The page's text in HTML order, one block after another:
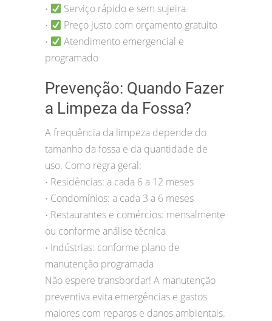
• Serviço rápido e sem sujeira
• Preço justo com orçamento gratuito
•
Atendimento emergencial e
programado
Prevenção: Quando Fazer
a Limpeza da Fossa?
A frequência da limpeza depende do
tamanho da fossa e da quantidade de
uso. Como regra geral:
• Residências: a cada 6 a 12 meses
• Condomínios: a cada 3 a 6 meses
• Restaurantes e comércios: mensalmente
ou conforme análise técnica
• Indústrias: conforme plano de
manutenção programada
Não espere transbordar! A manutenção
preventiva evita emergências e gastos
maiores com reparos e danos ambientais.